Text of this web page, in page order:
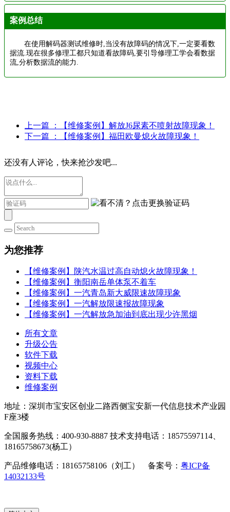
案例总结
在使用解码器测试维修时,当没有故障码的情况下,一定要看数
据流.现在很多修理工都只知道看故障码,要引导修理工学会看数据
流,分析数据流的能力.
上一篇
：【维修案例】解放J6尿素不喷射故障现象！
下一篇
：【维修案例】福田欧曼熄火故障现象！
还没有人评论，快来抢沙发吧...
为您推荐
【维修案例】陕汽水温过高自动熄火故障现象！
【维修案例】衡阳南岳单体泵不着车
【维修案例】一汽青岛新大威限速故障现象
【维修案例】一汽解放限速报故障现象
【维修案例】一汽解放急加油到底出现少许黑烟
所有文章
升级公告
软件下载
视频中心
资料下载
维修案例
地址：深圳市宝安区创业二路西侧宝安新一代信息技术产业园
F座3楼
全国服务热线：400-930-8887 技术支持电话：18575597114、
18165758673(杨工）
产品维修电话：18165758106（刘工） 备案号： 粤ICP备
14032133号